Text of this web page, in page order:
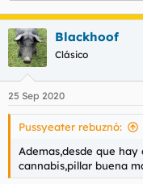
Blackhoof
Clásico
25 Sep 2020
Pussyeater rebuznó:
Ademas,desde que hay
cannabis,pillar buena